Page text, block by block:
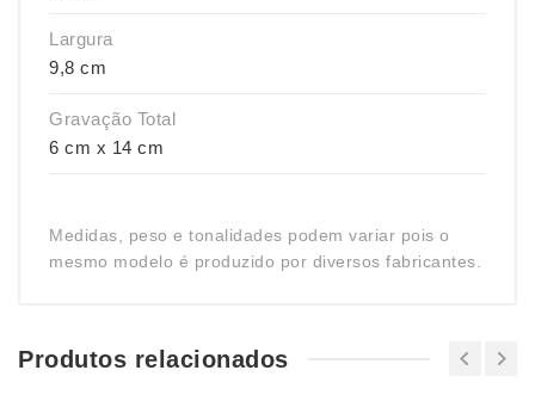
Largura
9,8 cm
Gravação Total
6 cm x 14 cm
Medidas, peso e tonalidades podem variar pois o
mesmo modelo é produzido por diversos fabricantes.
Produtos relacionados